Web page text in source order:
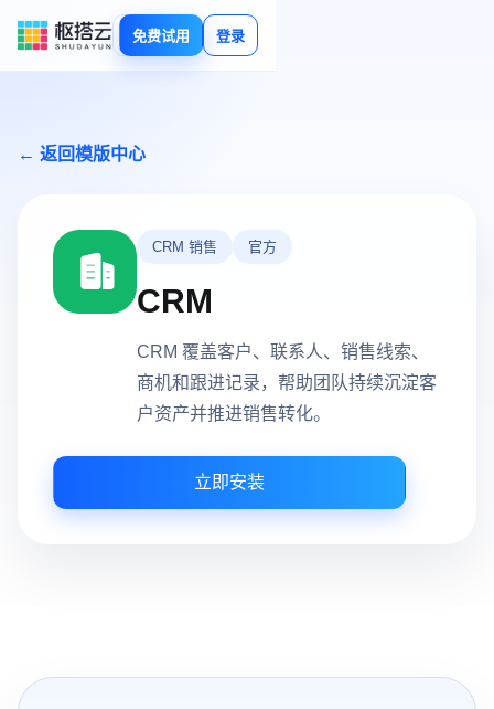
免费试用 登录
← 返回模版中心
CRM 销售 官方
CRM
CRM 覆盖客户、联系人、销售线索、
商机和跟进记录，帮助团队持续沉淀客
户资产并推进销售转化。
立即安装